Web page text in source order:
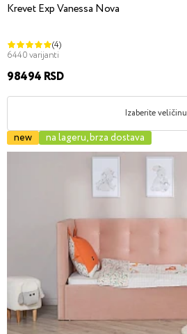
Krevet Exp Vanessa Nova
(4)
6440 varijanti
98494 RSD
Izaberite veličinu
new na lageru, brza dostava